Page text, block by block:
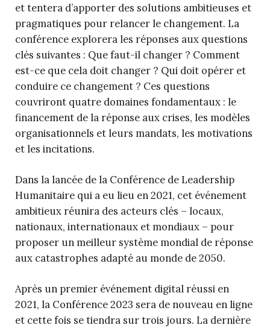
et tentera d’apporter des solutions ambitieuses et
pragmatiques pour relancer le changement. La
conférence explorera les réponses aux questions
clés suivantes : Que faut-il changer ? Comment
est-ce que cela doit changer ? Qui doit opérer et
conduire ce changement ? Ces questions
couvriront quatre domaines fondamentaux : le
financement de la réponse aux crises, les modèles
organisationnels et leurs mandats, les motivations
et les incitations.
Dans la lancée de la Conférence de Leadership
Humanitaire qui a eu lieu en 2021, cet événement
ambitieux réunira des acteurs clés – locaux,
nationaux, internationaux et mondiaux – pour
proposer un meilleur système mondial de réponse
aux catastrophes adapté au monde de 2050.
Après un premier événement digital réussi en
2021, la Conférence 2023 sera de nouveau en ligne
et cette fois se tiendra sur trois jours. La dernière